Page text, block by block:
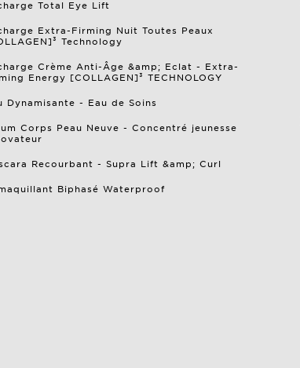
Total Eye Lift
Extra-Firming Nuit Toutes Peaux
Technology
Crème Anti-Âge &amp; Eclat - Extra-
Energy [COLLAGEN]³ TECHNOLOGY
Dynamisante - Eau de Soins
Corps Peau Neuve - Concentré jeunesse
Recourbant - Supra Lift &amp; Curl
Biphasé Waterproof